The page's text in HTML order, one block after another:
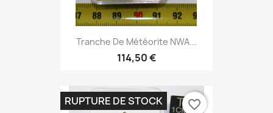
Tranche De Météorite NWA...
114,50 €
RUPTURE DE STOCK favorite_border